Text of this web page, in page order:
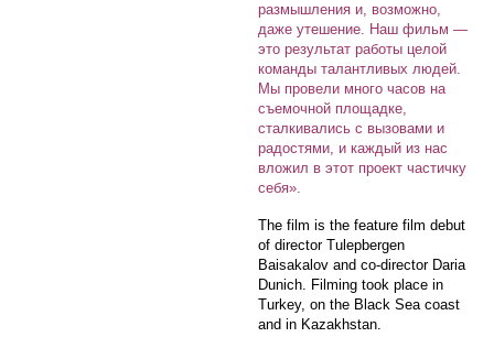
размышления и, возможно,
даже утешение. Наш фильм —
это результат работы целой
команды талантливых людей.
Мы провели много часов на
съемочной площадке,
сталкивались с вызовами и
радостями, и каждый из нас
вложил в этот проект частичку
себя».
The film is the feature film debut
of director Tulepbergen
Baisakalov and co-director Daria
Dunich. Filming took place in
Turkey, on the Black Sea coast
and in Kazakhstan.